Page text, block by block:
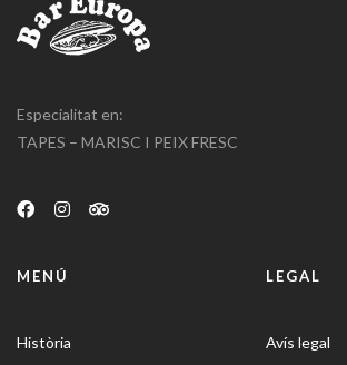
Especialitat en:
TAPES – MARISC I PEIX FRESC
MENÚ
Història
LEGAL
Avís legal